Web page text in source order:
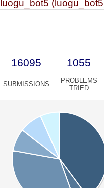
luogu_bot5
16095 1055
SUBMISSIONS
PROBLEMS
TRIED